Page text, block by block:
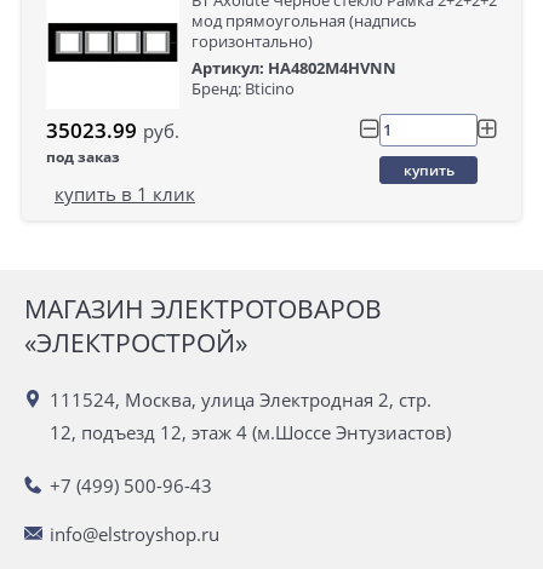
мод прямоугольная (надпись
горизонтально)
Артикул: HA4802M4HVNN
Бренд: Bticino
35023.99 руб.
под заказ
купить
купить в 1 клик
МАГАЗИН ЭЛЕКТРОТОВАРОВ
«ЭЛЕКТРОСТРОЙ»
111524, Москва, улица Электродная 2, стр.
12, подъезд 12, этаж 4 (м.Шоссе Энтузиастов)
+7 (499) 500-96-43
info@elstroyshop.ru